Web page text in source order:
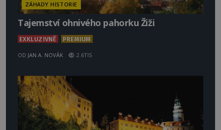
ZÁHADY HISTORIE
Tajemství ohnivého pahorku Žiži
EXKLUZIVNĚ PREMIUM
OD JAN A. NOVÁK 2.6TIS